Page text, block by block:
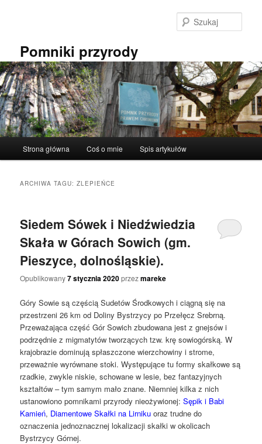
Pomniki przyrody
Strona główna Coś o mnie Spis artykułów
ARCHIWA TAGU:ZLEPIEŃCE
Siedem Sówek i Niedźwiedzia
Skała w Górach Sowich (gm.
Pieszyce, dolnośląskie).
Opublikowany7 stycznia 2020przezmareke
Góry Sowie są częścią Sudetów Środkowych i ciągną się na
przestrzeni 26 km od Doliny Bystrzycy po Przełęcz Srebrną.
Przeważająca część Gór Sowich zbudowana jest z gnejsów i
podrzędnie z migmatytów tworzących tzw. krę sowiogórską. W
krajobrazie dominują spłaszczone wierzchowiny i strome,
przeważnie wyrównane stoki. Występujące tu formy skałkowe są
rzadkie, zwykle niskie, schowane w lesie, bez fantazyjnych
kształtów – tym samym mało znane. Niemniej kilka z nich
ustanowiono pomnikami przyrody nieożywionej:Sępik i Babi
Kamień, Diamentowe Skałki na Lirniku oraz trudne do
oznaczenia jednoznacznej lokalizacji skałki w okolicach
Bystrzycy Górnej.